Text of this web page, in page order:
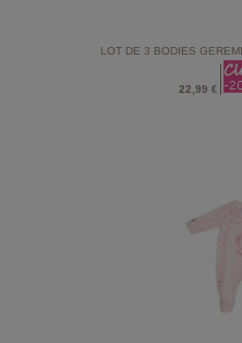
LOT DE 3 BODIES
22,99 €